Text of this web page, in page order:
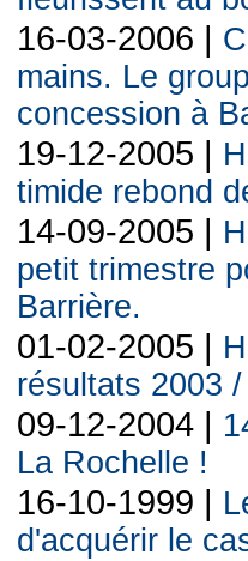
16-03-2006 |
mains. Le
concession à
19-12-2005 |
timide rebond
14-09-2005 |
petit trimestre
Barrière.
01-02-2005 |
résultats 2003
09-12-2004 |
La Rochelle !
16-10-1999 |
d'acquérir le